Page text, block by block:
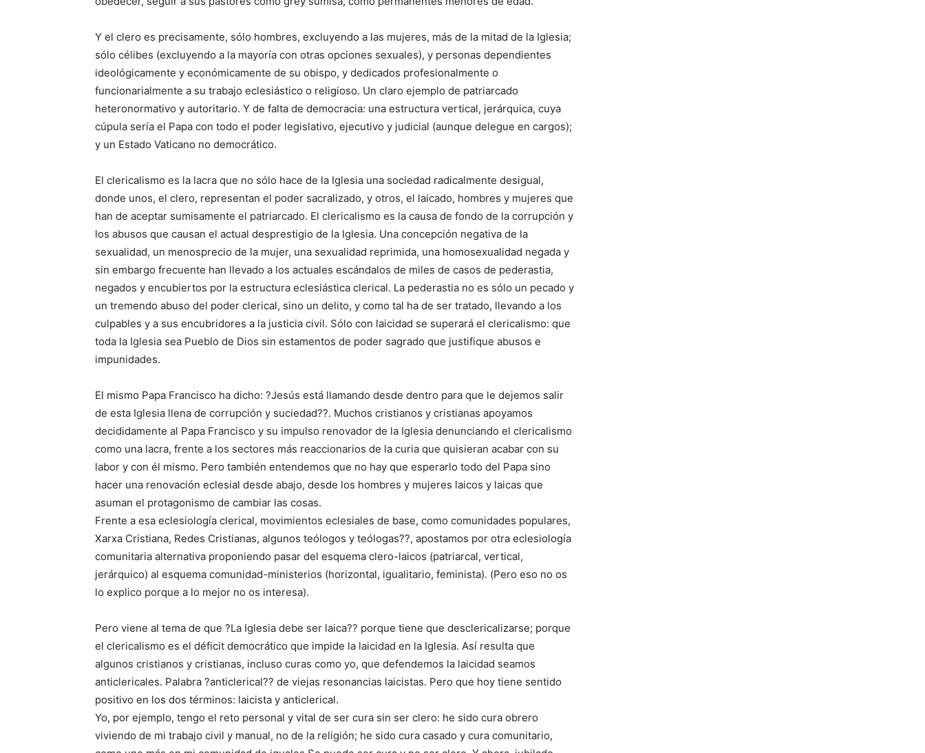
Y el clero es precisamente, sólo hombres, excluyendo a las mujeres, más de la mitad de la Iglesia;
sólo célibes (excluyendo a la mayoría con otras opciones sexuales), y personas dependientes
ideológicamente y económicamente de su obispo, y dedicados profesionalmente o
funcionarialmente a su trabajo eclesiástico o religioso. Un claro ejemplo de patriarcado
heteronormativo y autoritario. Y de falta de democracia: una estructura vertical, jerárquica, cuya
cúpula sería el Papa con todo el poder legislativo, ejecutivo y judicial (aunque delegue en cargos);
y un Estado Vaticano no democrático.
El clericalismo es la lacra que no sólo hace de la Iglesia una sociedad radicalmente desigual,
donde unos, el clero, representan el poder sacralizado, y otros, el laicado, hombres y mujeres que
han de aceptar sumisamente el patriarcado. El clericalismo es la causa de fondo de la corrupción y
los abusos que causan el actual desprestigio de la Iglesia. Una concepción negativa de la
sexualidad, un menosprecio de la mujer, una sexualidad reprimida, una homosexualidad negada y
sin embargo frecuente han llevado a los actuales escándalos de miles de casos de pederastia,
negados y encubiertos por la estructura eclesiástica clerical. La pederastia no es sólo un pecado y
un tremendo abuso del poder clerical, sino un delito, y como tal ha de ser tratado, llevando a los
culpables y a sus encubridores a la justicia civil. Sólo con laicidad se superará el clericalismo: que
toda la Iglesia sea Pueblo de Dios sin estamentos de poder sagrado que justifique abusos e
impunidades.
El mismo Papa Francisco ha dicho: ?Jesús está llamando desde dentro para que le dejemos salir
de esta Iglesia llena de corrupción y suciedad??. Muchos cristianos y cristianas apoyamos
decididamente al Papa Francisco y su impulso renovador de la Iglesia denunciando el clericalismo
como una lacra, frente a los sectores más reaccionarios de la curia que quisieran acabar con su
labor y con él mismo. Pero también entendemos que no hay que esperarlo todo del Papa sino
hacer una renovación eclesial desde abajo, desde los hombres y mujeres laicos y laicas que
asuman el protagonismo de cambiar las cosas.
Frente a esa eclesiología clerical, movimientos eclesiales de base, como comunidades populares,
Xarxa Cristiana, Redes Cristianas, algunos teólogos y teólogas??, apostamos por otra eclesiología
comunitaria alternativa proponiendo pasar del esquema clero-laicos (patriarcal, vertical,
jerárquico) al esquema comunidad-ministerios (horizontal, igualitario, feminista). (Pero eso no os
lo explico porque a lo mejor no os interesa).
Pero viene al tema de que ?La Iglesia debe ser laica?? porque tiene que desclericalizarse; porque
el clericalismo es el déficit democrático que impide la laicidad en la Iglesia. Así resulta que
algunos cristianos y cristianas, incluso curas como yo, que defendemos la laicidad seamos
anticlericales. Palabra ?anticlerical?? de viejas resonancias laicistas. Pero que hoy tiene sentido
positivo en los dos términos: laicista y anticlerical.
Yo, por ejemplo, tengo el reto personal y vital de ser cura sin ser clero: he sido cura obrero
viviendo de mi trabajo civil y manual, no de la religión; he sido cura casado y cura comunitario,